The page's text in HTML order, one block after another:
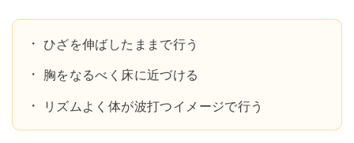
ひざを伸ばしたままで行う
胸をなるべく床に近づける
リズムよく体が波打つイメージで行う